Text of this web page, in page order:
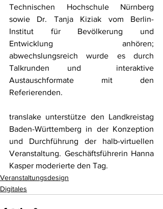
Technischen Hochschule Nürnberg
sowie Dr. Tanja Kiziak vom Berlin-
Institut für Bevölkerung und
Entwicklung anhören;
abwechslungsreich wurde es durch
Talkrunden und  interaktive
Austauschformate mit den
Referierenden.
translake unterstütze den Landkreistag
Baden-Württemberg in der Konzeption
und Durchführung der halb-virtuellen
Veranstaltung. Geschäftsführerin Hanna
Kasper moderierte den Tag.
Veranstaltungsdesign
Digitales